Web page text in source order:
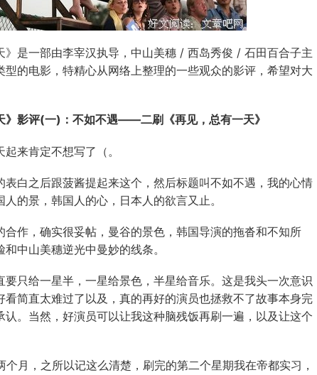
是一部由李宰汉执导，中山美穗 / 西岛秀俊 / 石田百合子主
型的电影 ，特精心从网络上整理的一些观众的影评 ， 希望对大
》影评(一)：不如不遇——二刷《再见，总有一天》
来肯定不想写了（。
表白之后跟菠酱提起来这个，然后标题叫不如不遇， 我的心情
人 的景，韩国人的心，日本人的欲言又止。
合作 ，确实很妥帖 ，曼谷的景色 ，韩国导演的拖沓和不知所
和中山美穗逆光中曼妙的线条。
要只给一星半，一星给景色，半星给音乐。这是我头一次意识
看简直太难过了以及，真的再好的演员也拯救不了故事本身完
认。当然，好演员可以让我这种脑残饭再刷一遍，以及让这个
月，之所以记这么清楚 ，刷完的第二个星期我在帝都实习 ，